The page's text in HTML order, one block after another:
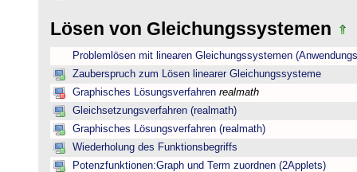
Lösen von Gleichungssystemen
Problemlösen mit linearen Gleichungssystemen
Zauberspruch zum Lösen linearer Gleichungssysteme
Graphisches Lösungsverfahren realmath
Gleichsetzungsverfahren (realmath)
Graphisches Lösungsverfahren (realmath)
Wiederholung des Funktionsbegriffs
Potenzfunktionen:Graph und Term zuordnen (2Applets)